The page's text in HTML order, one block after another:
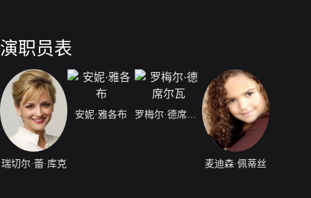
演职员表
瑞切尔·蕾·库克
安妮·雅各布 罗梅尔·德席尔瓦
麦迪森·佩蒂丝